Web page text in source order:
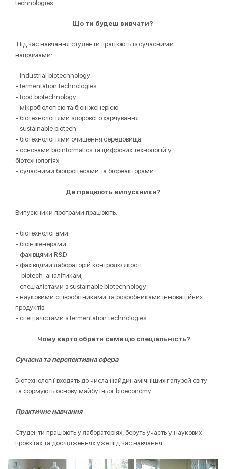
technologies
Що ти будеш вивчати?
Під час навчання студенти працюють із сучасними
напрямами:
- industrial biotechnology
- fermentation technologies
- food biotechnology
- мікробіологією та біоінженерією
- біотехнологіями здорового харчування
- sustainable biotech
- біотехнологіями очищення середовища
- основами bioinformatics та цифрових технологій у
біотехнологіях
- сучасними біопроцесами та біореакторами
Де працюють випускники?
Випускники програми працюють:
- біотехнологами
- біоінженерами
- фахівцями R&D
- фахівцями лабораторій контролю якості
- biotech-аналітикам;
- спеціалістами з sustainable biotechnology
- науковими співробітниками та розробниками інноваційних
продуктів
- спеціалістами з fermentation technologies
Чому варто обрати саме цю спеціальність?
Сучасна та перспективна сфера
Біотехнології входять до числа найдинамічніших галузей світу
та формують основу майбутньої bioeconomy
Практичне навчання
Студенти працюють у лабораторіях, беруть участь у наукових
проєктах та дослідженнях уже під час навчання